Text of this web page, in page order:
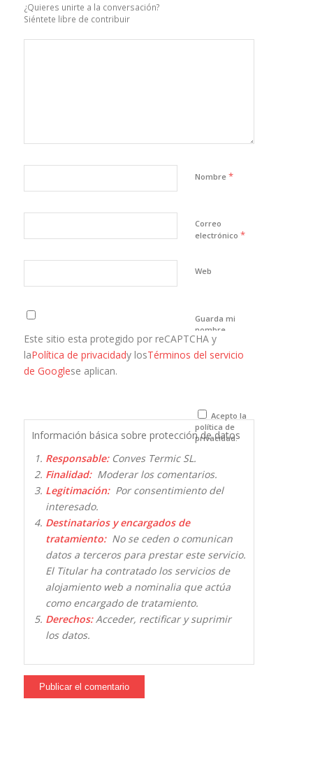
¿Quieres unirte a la conversación?
Siéntete libre de contribuir
Nombre *
Correo
electrónico *
Web
Guarda mi
nombre,
correo
electrónico y
que comente.
Este sitio esta protegido por reCAPTCHA y
laPolítica de privacidady losTérminos del servicio
de Googlese aplican.
Acepto la
política de
privacidad.
Información básica sobre protección de datos
Responsable:Conves Termic SL.
Finalidad:Moderar los comentarios.
Legitimación:Por consentimiento del
interesado.
Destinatarios y encargados de
tratamiento:No se ceden o comunican
datos a terceros para prestar este servicio.
El Titular ha contratado los servicios de
alojamiento web a nominalia que actúa
como encargado de tratamiento.
Derechos:Acceder, rectificar y suprimir
los datos.